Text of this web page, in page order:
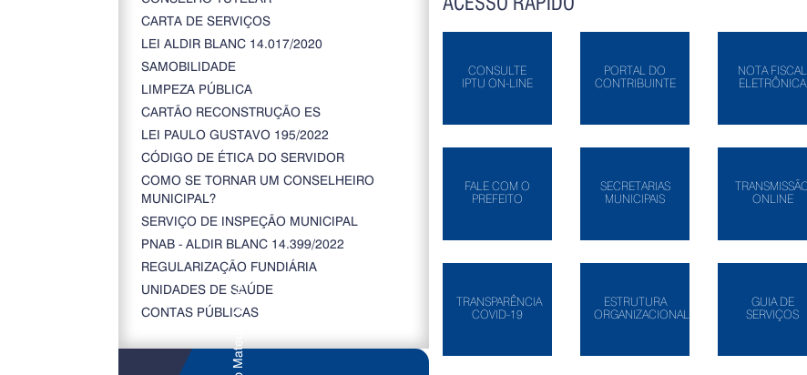
CARTA DE SERVIÇOS
LEI ALDIR BLANC 14.017/2020
SAMOBILIDADE
LIMPEZA PÚBLICA
CARTÃO RECONSTRUÇÃO ES
LEI PAULO GUSTAVO 195/2022
CÓDIGO DE ÉTICA DO SERVIDOR
COMO SE TORNAR UM CONSELHEIRO
MUNICIPAL?
SERVIÇO DE INSPEÇÃO MUNICIPAL
PNAB - ALDIR BLANC 14.399/2022
REGULARIZAÇÃO FUNDIÁRIA
UNIDADES DE SAÚDE
CONTAS PÚBLICAS
CONSULTE
IPTU ON-LINE
PORTAL DO
CONTRIBUINTE
NOTA FISCAL
ELETRÔNICA
FALE COM O
PREFEITO
SECRETARIAS
MUNICIPAIS
ONLINE
TRANSPARÊNCIA
COVID-19
ESTRUTURA
ORGANIZACIONAL
GUIA DE
SERVIÇOS